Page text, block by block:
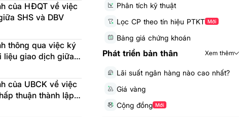
của HĐQT về việc
SHS và DBV
thông qua việc ký
liệu giao dịch giữa
của UBCK về việc
thuận thành lập
Chí Minh
Phân tích kỹ thuật
Lọc CP theo tín hiệu PTKT Mới
Bảng giá chứng khoán
Phát triển bản thân Xem thêm
Lãi suất ngân hàng nào cao nhất?
Giá vàng
Cộng đồng Mới